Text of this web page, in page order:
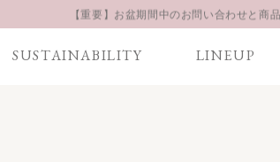
【重要】お盆期間中のお問い合わせと商
SUSTAINABILITY LINEUP